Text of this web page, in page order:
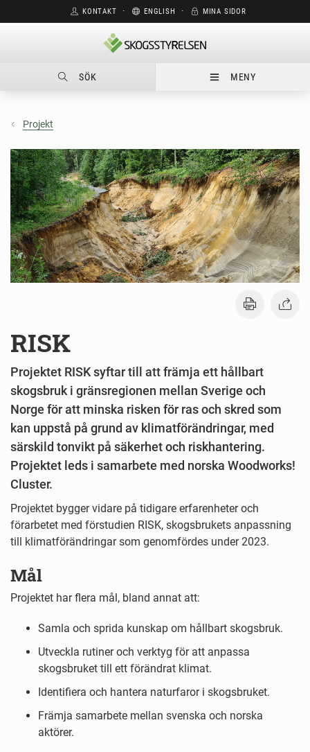
KONTAKT ⋅ ENGLISH ⋅ MINA SIDOR
SÖK MENY
Projekt
RISK
Projektet RISK syftar till att främja ett hållbart
skogsbruk i gränsregionen mellan Sverige och
Norge för att minska risken för ras och skred som
kan uppstå på grund av klimatförändringar, med
särskild tonvikt på säkerhet och riskhantering.
Projektet leds i samarbete med norska Woodworks!
Cluster.
Projektet bygger vidare på tidigare erfarenheter och
förarbetet med förstudien RISK, skogsbrukets anpassning
till klimatförändringar som genomfördes under 2023.
Mål
Projektet har flera mål, bland annat att:
Samla och sprida kunskap om hållbart skogsbruk.
Utveckla rutiner och verktyg för att anpassa
skogsbruket till ett förändrat klimat.
Identifiera och hantera naturfaror i skogsbruket.
Främja samarbete mellan svenska och norska
aktörer.